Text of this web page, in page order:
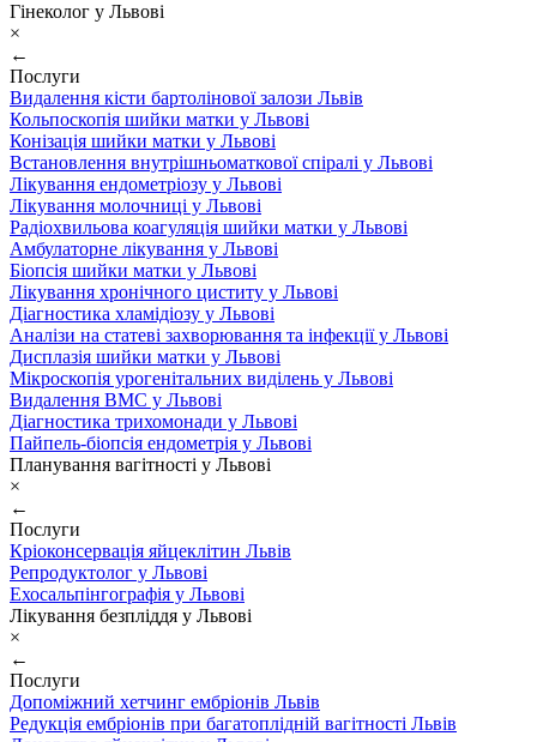
Гінеколог у Львові
×
←
Послуги
Видалення кісти бартолінової залози Львів
Кольпоскопія шийки матки у Львові
Конізація шийки матки у Львові
Встановлення внутрішньоматкової спіралі у Львові
Лікування ендометріозу у Львові
Лікування молочниці у Львові
Радіохвильова коагуляція шийки матки у Львові
Амбулаторне лікування у Львові
Біопсія шийки матки у Львові
Лікування хронічного циститу у Львові
Діагностика хламідіозу у Львові
Аналізи на статеві захворювання та інфекції у Львові
Дисплазія шийки матки у Львові
Мікроскопія урогенітальних виділень у Львові
Видалення ВМС у Львові
Діагностика трихомонади у Львові
Пайпель-біопсія ендометрія у Львові
Планування вагітності у Львові
×
←
Послуги
Кріоконсервація яйцеклітин Львів
Репродуктолог у Львові
Ехосальпінгографія у Львові
Лікування безпліддя у Львові
×
←
Послуги
Допоміжний хетчинг ембріонів Львів
Редукція ембріонів при багатоплідній вагітності Львів